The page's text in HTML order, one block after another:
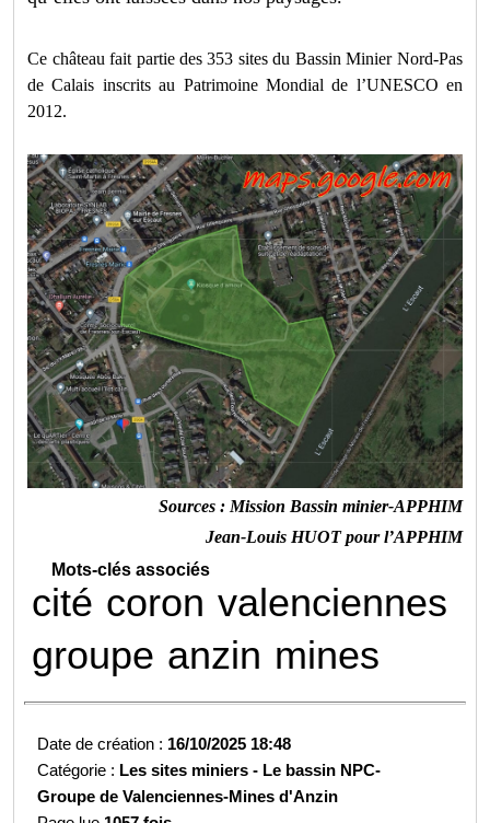
Ce château fait partie des 353 sites du Bassin Minier Nord-Pas
de Calais inscrits au Patrimoine Mondial de l’UNESCO en
2012.
Sources : Mission Bassin minier-APPHIM
Jean-Louis HUOT pour l’APPHIM
Mots-clés associés
cité coron valenciennes
groupe anzin mines
Date de création : 16/10/2025 18:48
Catégorie : Les sites miniers - Le bassin NPC-
Groupe de Valenciennes-Mines d'Anzin